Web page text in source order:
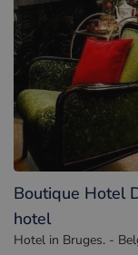
Boutique Hotel
hotel
Hotel in Bruges. -